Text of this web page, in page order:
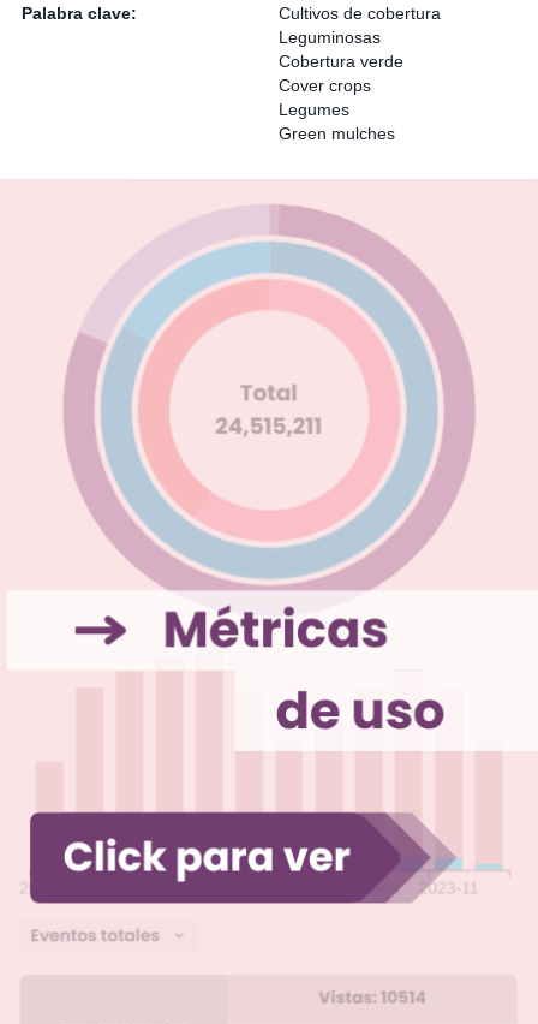
Palabra clave:
Cultivos de cobertura
Leguminosas
Cobertura verde
Cover crops
Legumes
Green mulches